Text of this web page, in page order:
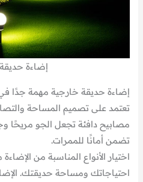
إضاءة
إضاءة حديقة خارجية مهمة جدًا في
تعتمد على تصميم المساحة
مصابيح دافئة تجعل الجو مريحًا
تضمن أمانًا للممرات.
اختيار الأنواع المناسبة من
احتياجاتك ومساحة حديقتك.